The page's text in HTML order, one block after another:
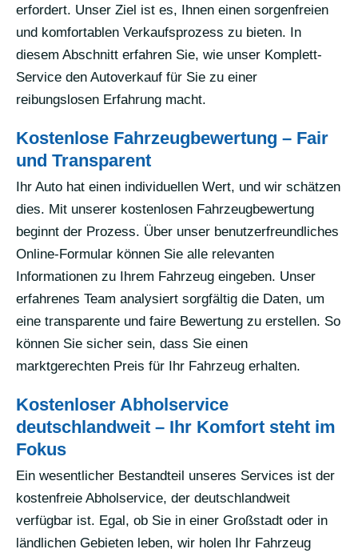
erfordert. Unser Ziel ist es, Ihnen einen sorgenfreien
und komfortablen Verkaufsprozess zu bieten. In
diesem Abschnitt erfahren Sie, wie unser Komplett-
Service den Autoverkauf für Sie zu einer
reibungslosen Erfahrung macht.
Kostenlose Fahrzeugbewertung – Fair
und Transparent
Ihr Auto hat einen individuellen Wert, und wir schätzen
dies. Mit unserer kostenlosen Fahrzeugbewertung
beginnt der Prozess. Über unser benutzerfreundliches
Online-Formular können Sie alle relevanten
Informationen zu Ihrem Fahrzeug eingeben. Unser
erfahrenes Team analysiert sorgfältig die Daten, um
eine transparente und faire Bewertung zu erstellen. So
können Sie sicher sein, dass Sie einen
marktgerechten Preis für Ihr Fahrzeug erhalten.
Kostenloser Abholservice
deutschlandweit – Ihr Komfort steht im
Fokus
Ein wesentlicher Bestandteil unseres Services ist der
kostenfreie Abholservice, der deutschlandweit
verfügbar ist. Egal, ob Sie in einer Großstadt oder in
ländlichen Gebieten leben, wir holen Ihr Fahrzeug